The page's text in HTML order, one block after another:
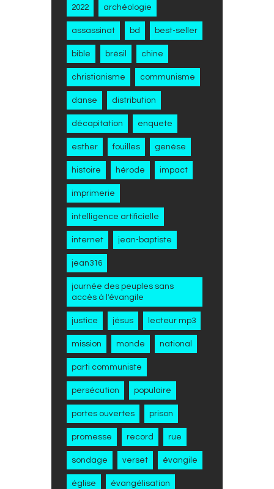
2022 archéologie
assassinat bd best-seller
bible brésil chine
christianisme communisme
danse distribution
décapitation enquete
esther fouilles genèse
histoire hérode impact
imprimerie
intelligence artificielle
internet jean-baptiste
jean316
journée des peuples sans
accès à l'évangile
justice jésus lecteur mp3
mission monde national
parti communiste
persécution populaire
portes ouvertes prison
promesse record rue
sondage verset évangile
église évangélisation